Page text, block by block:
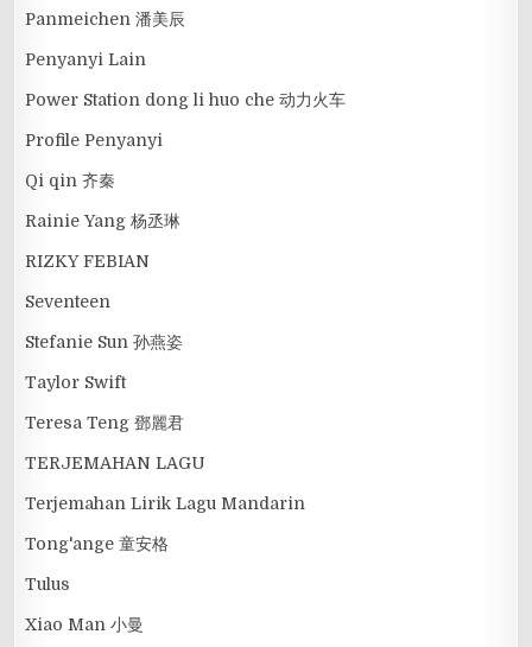
Panmeichen 潘美辰
Penyanyi Lain
Power Station dong li huo che 动力火车
Profile Penyanyi
Qi qin 齐秦
Rainie Yang 杨丞琳
RIZKY FEBIAN
Seventeen
Stefanie Sun 孙燕姿
Taylor Swift
Teresa Teng 鄧麗君
TERJEMAHAN LAGU
Terjemahan Lirik Lagu Mandarin
Tong'ange 童安格
Tulus
Xiao Man 小曼